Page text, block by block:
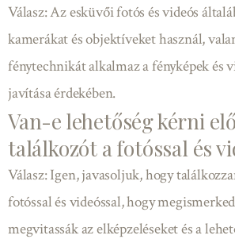
Válasz: Az esküvői fotós és videós
kamerákat és objektíveket használ,
fénytechnikát alkalmaz a fényképek és
javítása érdekében.
Van-e lehetőség kérni
találkozót a fotóssal és
Válasz: Igen, javasoljuk, hogy
fotóssal és videóssal, hogy
megvitassák az elképzeléseket és a